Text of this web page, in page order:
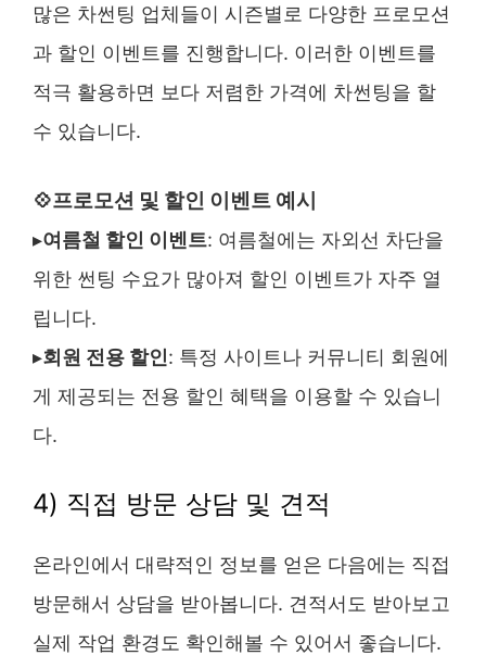
많은 차썬팅 업체들이 시즌별로 다양한 프로모션
과 할인 이벤트를 진행합니다. 이러한 이벤트를
적극 활용하면 보다 저렴한 가격에 차썬팅을 할
수 있습니다.
💠프로모션 및 할인 이벤트 예시
▸여름철 할인 이벤트: 여름철에는 자외선 차단을
위한 썬팅 수요가 많아져 할인 이벤트가 자주 열
립니다.
▸회원 전용 할인: 특정 사이트나 커뮤니티 회원에
게 제공되는 전용 할인 혜택을 이용할 수 있습니
다.
4) 직접 방문 상담 및 견적
온라인에서 대략적인 정보를 얻은 다음에는 직접
방문해서 상담을 받아봅니다. 견적서도 받아보고
실제 작업 환경도 확인해볼 수 있어서 좋습니다.